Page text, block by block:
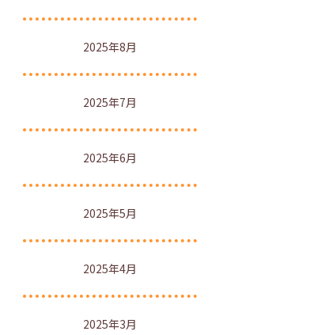
2025年8月
2025年7月
2025年6月
2025年5月
2025年4月
2025年3月